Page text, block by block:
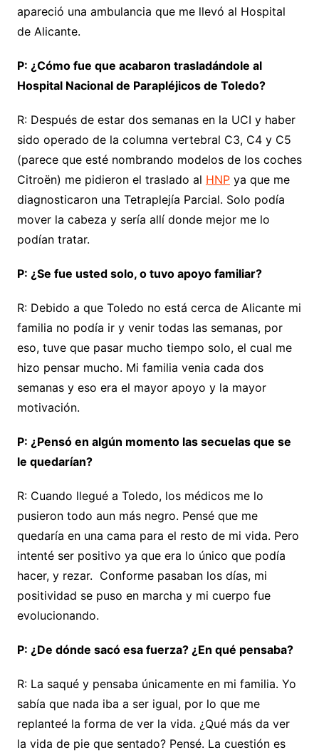
apareció una ambulancia que me llevó al Hospital
de Alicante.
P: ¿Cómo fue que acabaron trasladándole al
Hospital Nacional de Parapléjicos de Toledo?
R: Después de estar dos semanas en la UCI y haber
sido operado de la columna vertebral C3, C4 y C5
(parece que esté nombrando modelos de los coches
Citroën) me pidieron el traslado al HNPya que me
diagnosticaron una Tetraplejía Parcial. Solo podía
mover la cabeza y sería allí donde mejor me lo
podían tratar.
P: ¿Se fue usted solo, o tuvo apoyo familiar?
R: Debido a que Toledo no está cerca de Alicante mi
familia no podía ir y venir todas las semanas, por
eso, tuve que pasar mucho tiempo solo, el cual me
hizo pensar mucho. Mi familia venia cada dos
semanas y eso era el mayor apoyo y la mayor
motivación.
P: ¿Pensó en algún momento las secuelas que se
le quedarían?
R: Cuando llegué a Toledo, los médicos me lo
pusieron todo aun más negro. Pensé que me
quedaría en una cama para el resto de mi vida. Pero
intenté ser positivo ya que era lo único que podía
hacer, y rezar. Conforme pasaban los días, mi
positividad se puso en marcha y mi cuerpo fue
evolucionando.
P: ¿De dónde sacó esa fuerza? ¿En qué pensaba?
R: La saqué y pensaba únicamente en mi familia. Yo
sabía que nada iba a ser igual, por lo que me
replanteé la forma de ver la vida. ¿Qué más da ver
la vida de pie que sentado? Pensé. La cuestión es